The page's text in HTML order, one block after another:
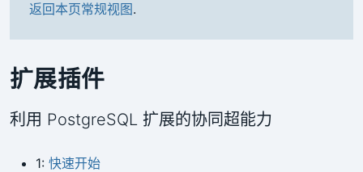
返回本页常规视图.
扩展插件
利用 PostgreSQL 扩展的协同超能力
1: 快速开始